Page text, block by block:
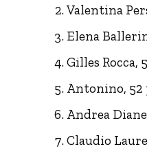
Valentina
Elena
Gilles Rocca,
Antonino,
Andrea
Claudio